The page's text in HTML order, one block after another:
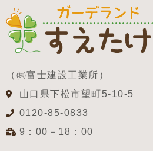
（㈱富士建設工業所）
山口県下松市望町5-10-5
0120-85-0833
9：00－18：00